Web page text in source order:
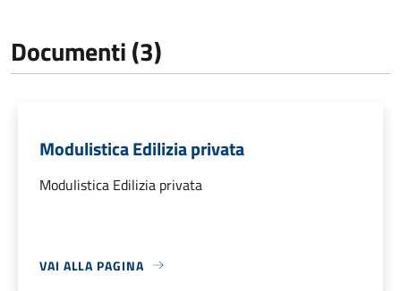
Documenti (3)
Modulistica Edilizia privata
Modulistica Edilizia privata
VAI ALLA PAGINA